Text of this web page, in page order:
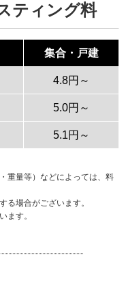
ティング料
集合・戸建
4.8円～
5.0円～
5.1円～
重量等）などによっては、料
る場合がございます。
ます。